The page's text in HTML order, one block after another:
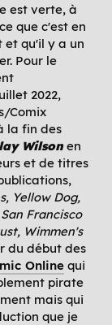
est verte, à
que c'est en
et qu'il y a un
Pour le
2022,
Comix
la fin des
Wilsonen
et de titres
Yellow Dog,
Francisco
Wimmen's
du début des
Online qui
pirate
mais qui
que je